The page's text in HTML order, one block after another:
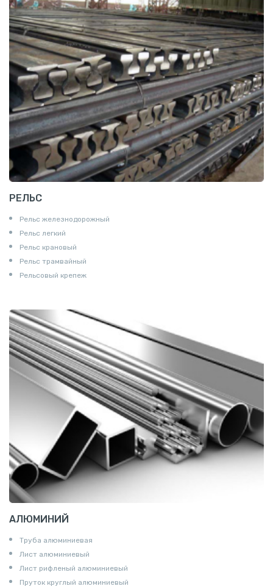
РЕЛЬС
Рельс железнодорожный
Рельс легкий
Рельс крановый
Рельс трамвайный
Рельсовый крепеж
АЛЮМИНИЙ
Труба алюминиевая
Лист алюминиевый
Лист рифленый алюминиевый
Пруток круглый алюминиевый